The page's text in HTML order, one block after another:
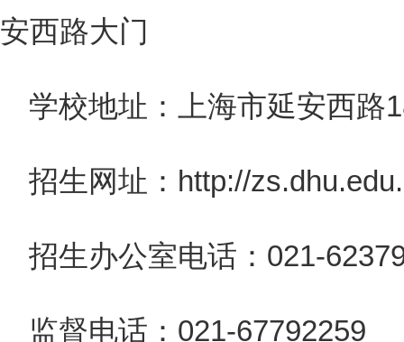
安西路大门
学校地址：上海市延安西路
招生网址：http://
招生办公室电话：021-
监督电话：021-67792259